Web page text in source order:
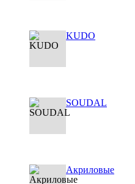
KUDO
SOUDAL
Акриловые